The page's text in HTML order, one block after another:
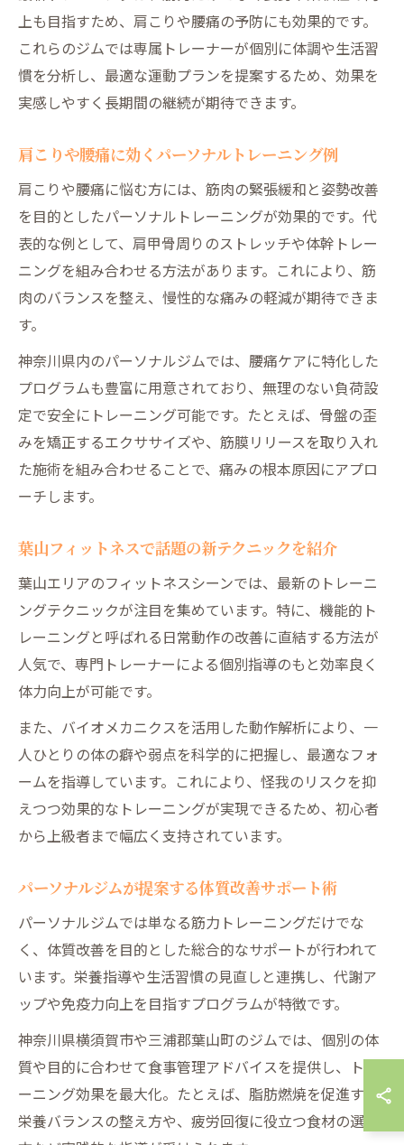
上も目指すため、肩こりや腰痛の予防にも効果的です。
これらのジムでは専属トレーナーが個別に体調や生活習
慣を分析し、最適な運動プランを提案するため、効果を
実感しやすく長期間の継続が期待できます。
肩こりや腰痛に効くパーソナルトレーニング例
肩こりや腰痛に悩む方には、筋肉の緊張緩和と姿勢改善
を目的としたパーソナルトレーニングが効果的です。代
表的な例として、肩甲骨周りのストレッチや体幹トレー
ニングを組み合わせる方法があります。これにより、筋
肉のバランスを整え、慢性的な痛みの軽減が期待できま
す。
神奈川県内のパーソナルジムでは、腰痛ケアに特化した
プログラムも豊富に用意されており、無理のない負荷設
定で安全にトレーニング可能です。たとえば、骨盤の歪
みを矯正するエクササイズや、筋膜リリースを取り入れ
た施術を組み合わせることで、痛みの根本原因にアプロ
ーチします。
葉山フィットネスで話題の新テクニックを紹介
葉山エリアのフィットネスシーンでは、最新のトレーニ
ングテクニックが注目を集めています。特に、機能的ト
レーニングと呼ばれる日常動作の改善に直結する方法が
人気で、専門トレーナーによる個別指導のもと効率良く
体力向上が可能です。
また、バイオメカニクスを活用した動作解析により、一
人ひとりの体の癖や弱点を科学的に把握し、最適なフォ
ームを指導しています。これにより、怪我のリスクを抑
えつつ効果的なトレーニングが実現できるため、初心者
から上級者まで幅広く支持されています。
パーソナルジムが提案する体質改善サポート術
パーソナルジムでは単なる筋力トレーニングだけでな
く、体質改善を目的とした総合的なサポートが行われて
います。栄養指導や生活習慣の見直しと連携し、代謝ア
ップや免疫力向上を目指すプログラムが特徴です。
神奈川県横須賀市や三浦郡葉山町のジムでは、個別の体
質や目的に合わせて食事管理アドバイスを提供し、トレ
ーニング効果を最大化。たとえば、脂肪燃焼を促進する
栄養バランスの整え方や、疲労回復に役立つ食材の選び